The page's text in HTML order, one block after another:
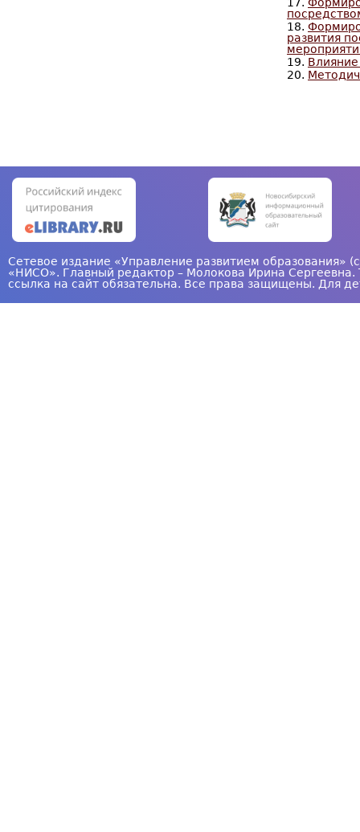
18.
развития
19.
20.
а
н
ы
Сетевое издание «Управление развитием
«НИСО». Главный редактор – Молокова Ирина
ссылка на сайт обязательна. Все права защищены. Для